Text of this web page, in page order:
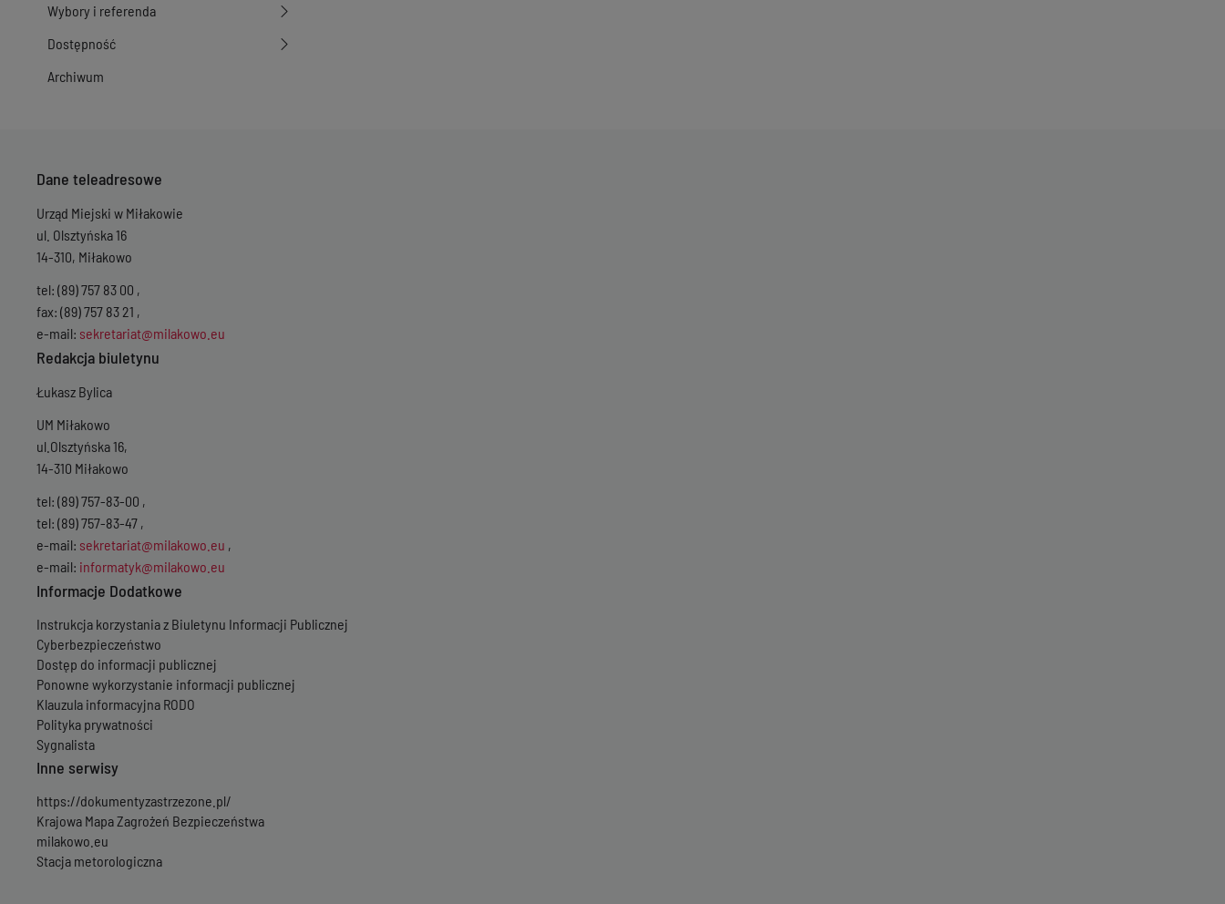
Wybory i referenda
Dostępność
Archiwum
Dane teleadresowe
Urząd Miejski w Miłakowie
ul. Olsztyńska 16
14-310, Miłakowo
tel: (89) 757 83 00 ,
fax: (89) 757 83 21 ,
e-mail: sekretariat@milakowo.eu
Redakcja biuletynu
Łukasz Bylica
UM Miłakowo
ul.Olsztyńska 16,
14-310 Miłakowo
tel: (89) 757-83-00 ,
tel: (89) 757-83-47 ,
e-mail: sekretariat@milakowo.eu ,
e-mail: informatyk@milakowo.eu
Informacje Dodatkowe
Instrukcja korzystania z Biuletynu Informacji Publicznej
Cyberbezpieczeństwo
Dostęp do informacji publicznej
Ponowne wykorzystanie informacji publicznej
Klauzula informacyjna RODO
Polityka prywatności
Sygnalista
Inne serwisy
https://dokumentyzastrzezone.pl/
Krajowa Mapa Zagrożeń Bezpieczeństwa
milakowo.eu
Stacja metorologiczna